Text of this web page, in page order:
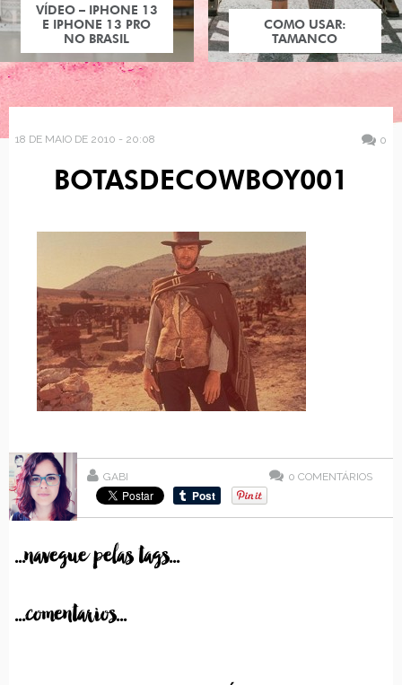
VÍDEO – IPHONE 13
E IPHONE 13 PRO
NO BRASIL
COMO USAR:
TAMANCO
18 DE MAIO DE 2010 - 20:08 0
BOTASDECOWBOY001
GABI 0 COMENTÁRIOS
...navegue pelas tags...
...comentarios...